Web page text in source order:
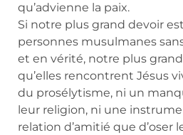
qu’advienne la paix.
Si notre plus grand devoir
personnes musulmanes
et en vérité, notre plus
qu’elles rencontrent Jésus
du prosélytisme, ni un
leur religion, ni une
relation d’amitié que d’oser